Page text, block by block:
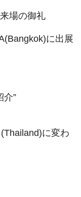
場の御礼
に出展
介”
に変わ